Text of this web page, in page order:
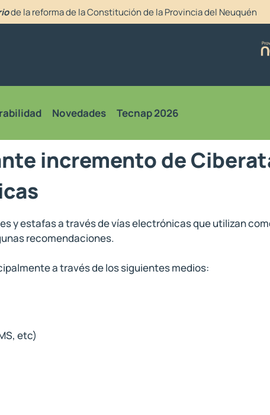
de la reforma de la Constitución de la Provincia del Neuquén
Novedades Tecnap 2026
incremento de
y estafas a través de vías electrónicas que utilizan
recomendaciones.
a través de los siguientes medios:
etc)